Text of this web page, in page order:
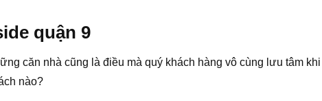
quận 9
căn nhà cũng là điều mà quý khách hàng vô cùng lưu tâm
nào?